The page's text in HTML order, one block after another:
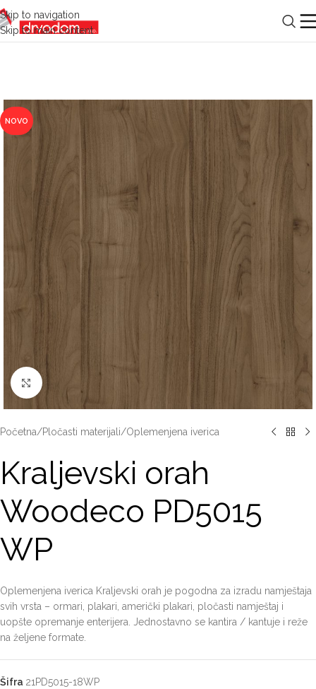
Skip to navigation
Skip to main content
NOVO
Click to enlarge
Početna/Pločasti materijali/Oplemenjena iverica
Kraljevski orah
Woodeco PD5015
WP
Oplemenjena iverica Kraljevski orah je pogodna za izradu namještaja
svih vrsta – ormari, plakari, američki plakari, pločasti namještaj i
uopšte opremanje enterijera. Jednostavno se kantira / kantuje i reže
na željene formate.
Šifra 21PD5015-18WP